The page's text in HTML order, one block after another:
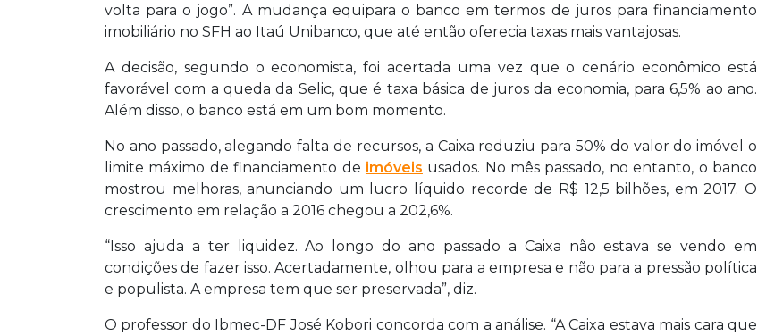
volta para o jogo”. A mudança equipara o banco em termos de juros para financiamento
imobiliário no SFH ao Itaú Unibanco, que até então oferecia taxas mais vantajosas.
A decisão, segundo o economista, foi acertada uma vez que o cenário econômico está
favorável com a queda da Selic, que é taxa básica de juros da economia, para 6,5% ao ano.
Além disso, o banco está em um bom momento.
No ano passado, alegando falta de recursos, a Caixa reduziu para 50% do valor do imóvel o
limite máximo de financiamento de imóveis usados. No mês passado, no entanto, o banco
mostrou melhoras, anunciando um lucro líquido recorde de R$ 12,5 bilhões, em 2017. O
crescimento em relação a 2016 chegou a 202,6%.
“Isso ajuda a ter liquidez. Ao longo do ano passado a Caixa não estava se vendo em
condições de fazer isso. Acertadamente, olhou para a empresa e não para a pressão política
e populista. A empresa tem que ser preservada”, diz.
O professor do Ibmec-DF José Kobori concorda com a análise. “A Caixa estava mais cara que